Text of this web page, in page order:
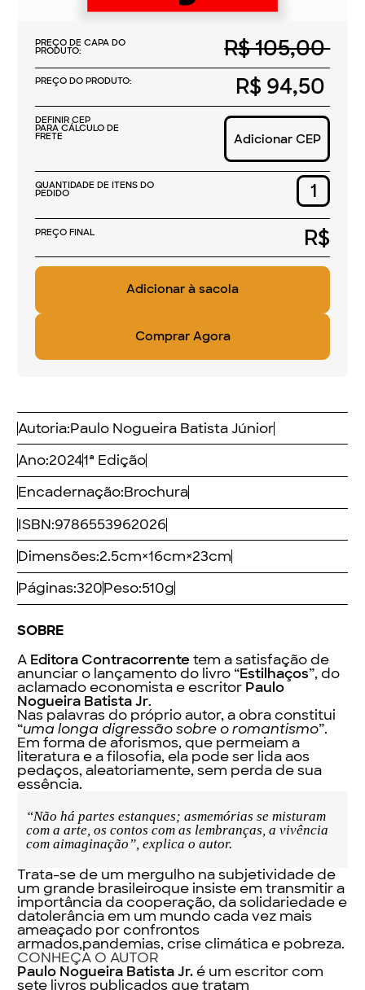
PREÇO DE CAPA DO
PRODUTO: R$ 105,00
PREÇO DO PRODUTO: R$ 94,50
DEFINIR CEP
PARA CÁLCULO DE
FRETE Adicionar CEP
QUANTIDADE DE ITENS DO
PEDIDO
PREÇO FINAL R$
Comprar Agora
Autoria:Paulo Nogueira Batista Júnior
Ano:20241ª Edição
Encadernação:Brochura
ISBN:9786553962026
Dimensões:2.5cm×16cm×23cm
Páginas:320Peso:510g
SOBRE
A Editora Contracorrentetem a satisfação de
anunciar o lançamento do livro “Estilhaços”, do
aclamado economista e escritor Paulo
Nogueira Batista Jr.
Nas palavras do próprio autor, a obra constitui
“uma longa digressão sobre o romantismo”.
Em forma de aforismos, que permeiam a
literatura e a filosofia, ela pode ser lida aos
pedaços, aleatoriamente, sem perda de sua
essência.
“Não há partes estanques; asmemórias se misturam
com a arte, os contos com as lembranças, a vivência
com aimaginação”, explica o autor.
Trata-se de um mergulho na subjetividade de
um grande brasileiroque insiste em transmitir a
importância da cooperação, da solidariedade e
datolerância em um mundo cada vez mais
ameaçado por confrontos
armados,pandemias, crise climática e pobreza.
CONHEÇA O AUTOR
Paulo Nogueira Batista Jr.é um escritor com
sete livros publicados que tratam